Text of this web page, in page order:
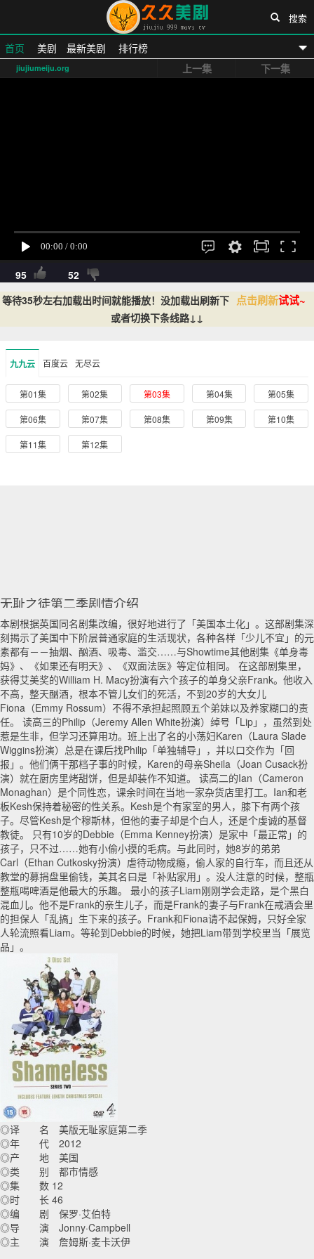
久久美剧网
首页 美剧 最新美剧 排行榜
搜索
jiujiumeiju.org 上一集 下一集
95 52
等待35秒左右加载出时间就能播放！没加载出刷新下 点击刷新试试~
或者切换下条线路↓↓
九九云 百度云 无尽云
第01集 第02集 第03集 第04集 第05集
第06集 第07集 第08集 第09集 第10集
第11集 第12集
无耻之徒第二季剧情介绍
本剧根据英国同名剧集改编，很好地进行了「美国本土化」。这部剧集深
刻揭示了美国中下阶层普通家庭的生活现状，各种各样「少儿不宜」的元
素都有－－抽烟、酗酒、吸毒、滥交……与Showtime其他剧集《单身毒
妈》、《如果还有明天》、《双面法医》等定位相同。 在这部剧集里，
获得艾美奖的William H. Macy扮演有六个孩子的单身父亲Frank。他收入
不高，整天酗酒，根本不管儿女们的死活，不到20岁的大女儿
Fiona（Emmy Rossum）不得不承担起照顾五个弟妹以及养家糊口的责
任。 读高三的Philip（Jeremy Allen White扮演）绰号「Lip」，虽然到处
惹是生非，但学习还算用功。班上出了名的小荡妇Karen（Laura Slade
Wiggins扮演）总是在课后找Philip「单独辅导」，并以口交作为「回
报」。他们俩干那档子事的时候，Karen的母亲Sheila（Joan Cusack扮
演）就在厨房里烤甜饼，但是却装作不知道。 读高二的Ian（Cameron
Monaghan）是个同性恋，课余时间在当地一家杂货店里打工。Ian和老
板Kesh保持着秘密的性关系。Kesh是个有家室的男人，膝下有两个孩
子。尽管Kesh是个穆斯林，但他的妻子却是个白人，还是个虔诚的基督
教徒。 只有10岁的Debbie（Emma Kenney扮演）是家中「最正常」的
孩子，只不过……她有小偷小摸的毛病。与此同时，她8岁的弟弟
Carl（Ethan Cutkosky扮演）虐待动物成瘾，偷人家的自行车，而且还从
教堂的募捐盘里偷钱，美其名曰是「补贴家用」。没人注意的时候，整瓶
整瓶喝啤酒是他最大的乐趣。 最小的孩子Liam刚刚学会走路，是个黑白
混血儿。他不是Frank的亲生儿子，而是Frank的妻子与Frank在戒酒会里
的担保人「乱搞」生下来的孩子。Frank和Fiona请不起保姆，只好全家
人轮流照看Liam。等轮到Debbie的时候，她把Liam带到学校里当「展览
品」。
◎译 名 美版无耻家庭第二季
◎年 代 2012
◎产 地 美国
◎类 别 都市情感
◎集 数 12
◎时 长 46
◎编 剧 保罗·艾伯特
◎导 演 Jonny·Campbell
◎主 演 詹姆斯·麦卡沃伊